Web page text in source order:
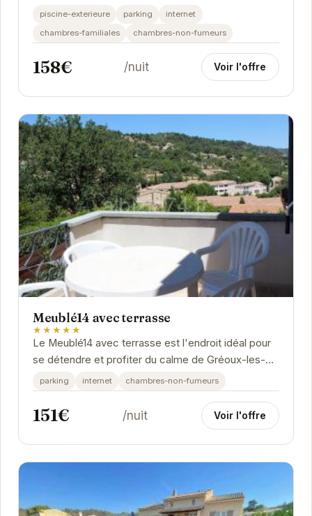
piscine privée, son jardin verdoyant et ses...
piscine-exterieure parking
internet
chambres-familiales
chambres-non-fumeurs
158€ /nuit Voir l'offre
Meublé14 avec terrasse
★★★★★
Le Meublé14 avec terrasse est l'endroit idéal pour
se détendre et profiter du calme de Gréoux-les-
Bains. Avec son emplacement privilégié, vous...
parking internet chambres-non-fumeurs
151€ /nuit Voir l'offre